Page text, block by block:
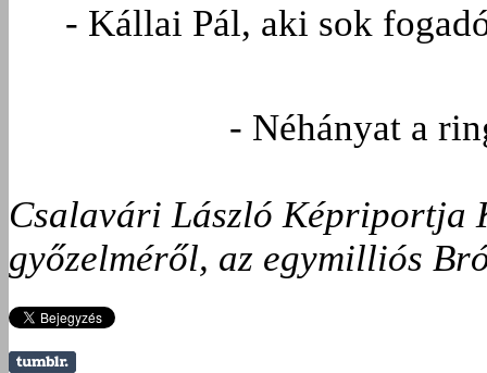
- Kállai Pál, aki sok
- Néhányat a
Csalavári László Képriportja
győzelméről, az egymilliós